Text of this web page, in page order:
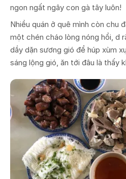
ngon ngất ngây con gà tây luôn!
Nhiều quán ở quê mình còn chu
một chén cháo lòng nóng hổi, d
dầy dặn sương gió để húp xùm
sáng lộng gió, ăn tới đâu là thấy